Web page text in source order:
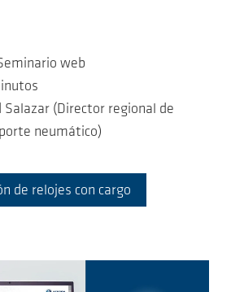
web
(Director regional de
neumático)
de relojes con cargo